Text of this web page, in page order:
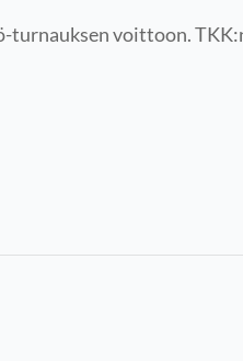
turnauksen voittoon.